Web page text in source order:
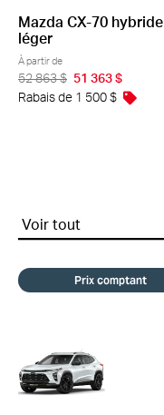
Mazda CX-70 hybride
léger
À partir de
52 863 $ 51 363 $
Rabais de 1 500 $
Prix comptant